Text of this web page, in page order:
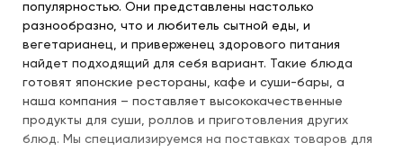
популярностью. Они представлены настолько
разнообразно, что и любитель сытной еды, и
вегетарианец, и приверженец здорового питания
найдет подходящий для себя вариант. Такие блюда
готовят японские рестораны, кафе и суши-бары, а
наша компания – поставляет высококачественные
продукты для суши, роллов и приготовления других
блюд. Мы специализируемся на поставках товаров для